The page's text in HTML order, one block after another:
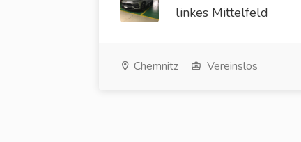
linkes Mittelfeld
Chemnitz Vereinslos